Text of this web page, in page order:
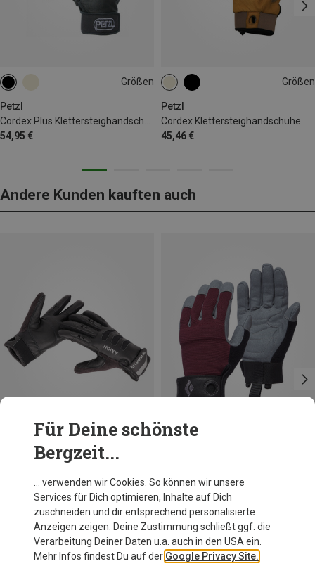
Größen
Petzl
54,95 €
S Größen
Petzl
Cordex Klettersteighandschuhe
45,46 €
XS S
Andere Kunden kauften auch
Du sparst 19%
Für Deine schönste
Bergzeit...
… verwenden wir Cookies. So können wir unsere
Services für Dich optimieren, Inhalte auf Dich
zuschneiden und dir entsprechend personalisierte
Anzeigen zeigen. Deine Zustimmung schließt ggf. die
Verarbeitung Deiner Daten u.a. auch in den USA ein.
Mehr Infos findest Du auf der Google Privacy Site.